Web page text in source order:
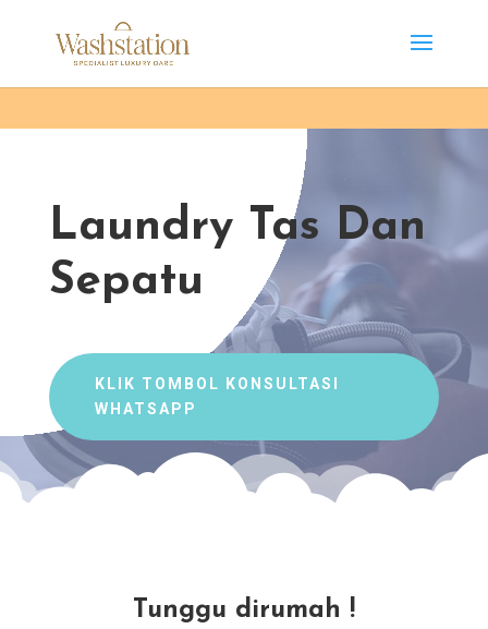
Laundry Tas Dan
Sepatu
KLIK TOMBOL KONSULTASI
WHATSAPP
Tunggu dirumah !